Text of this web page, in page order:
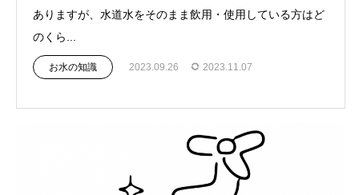
ありますが、水道水をそのまま飲用・使用している方はど
のくら...
お水の知識 2023.09.26 2023.11.07